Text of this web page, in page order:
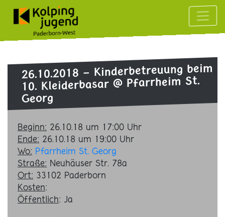
26.10.2018 - Kinderbetreuung beim
10. Kleiderbasar @ Pfarrheim St.
Georg
Beginn: 26.10.18 um 17:00 Uhr
Ende: 26.10.18 um 19:00 Uhr
Wo: Pfarrheim St. Georg
Straße: Neuhäuser Str. 78a
Ort: 33102 Paderborn
Kosten:
Öffentlich: Ja